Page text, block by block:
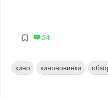
24
кино киноновинки